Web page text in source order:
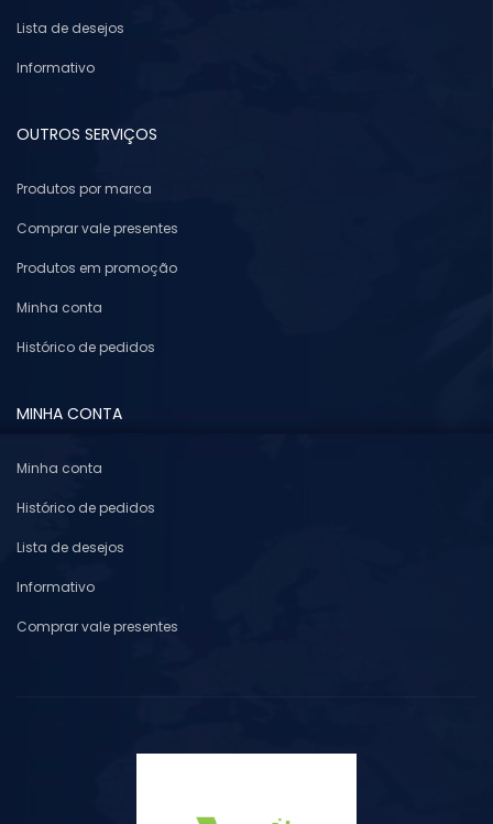
Lista de desejos
Informativo
OUTROS SERVIÇOS
Produtos por marca
Comprar vale presentes
Produtos em promoção
Minha conta
Histórico de pedidos
MINHA CONTA
Minha conta
Histórico de pedidos
Lista de desejos
Informativo
Comprar vale presentes